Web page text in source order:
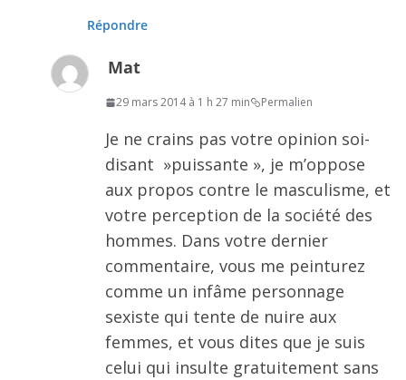
Répondre
Mat
29 mars 2014 à 1 h 27 min Permalien
Je ne crains pas votre opinion soi-
disant »puissante », je m’oppose
aux propos contre le masculisme, et
votre perception de la société des
hommes. Dans votre dernier
commentaire, vous me peinturez
comme un infâme personnage
sexiste qui tente de nuire aux
femmes, et vous dites que je suis
celui qui insulte gratuitement sans